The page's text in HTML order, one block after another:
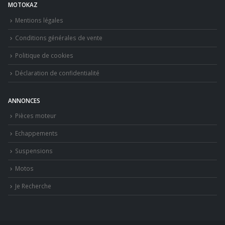
MOTOKAZ
Mentions légales
Conditions générales de vente
Politique de cookies
Déclaration de confidentialité
ANNONCES
Pièces moteur
Echappements
Suspensions
Motos
Je Recherche